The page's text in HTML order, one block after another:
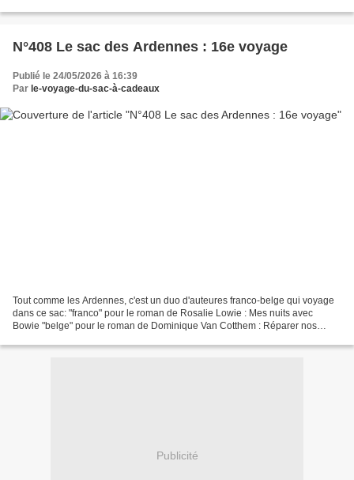
N°408 Le sac des Ardennes : 16e voyage
Publié le 24/05/2026 à 16:39
Par le-voyage-du-sac-à-cadeaux
Tout comme les Ardennes, c'est un duo d'auteures franco-belge qui voyage
dans ce sac: "franco" pour le roman de Rosalie Lowie : Mes nuits avec
Bowie "belge" pour le roman de Dominique Van Cotthem : Réparer nos
Publicité